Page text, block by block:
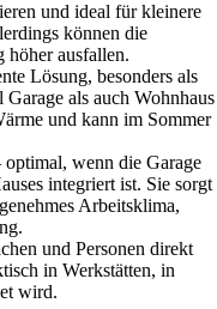
und ideal für kleinere
können die
höher ausfallen.
Lösung, besonders als
als auch Wohnhaus
und kann im Sommer
optimal, wenn die Garage
integriert ist. Sie sorgt
Arbeitsklima,
und Personen direkt
in Werkstätten, in
wird.